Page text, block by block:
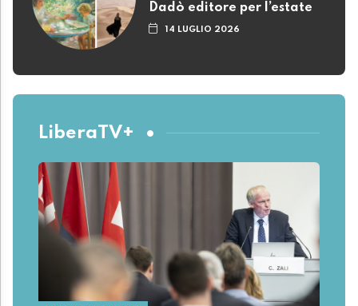
Dadò editore per l’estate
14 LUGLIO 2026
LiberaTV+